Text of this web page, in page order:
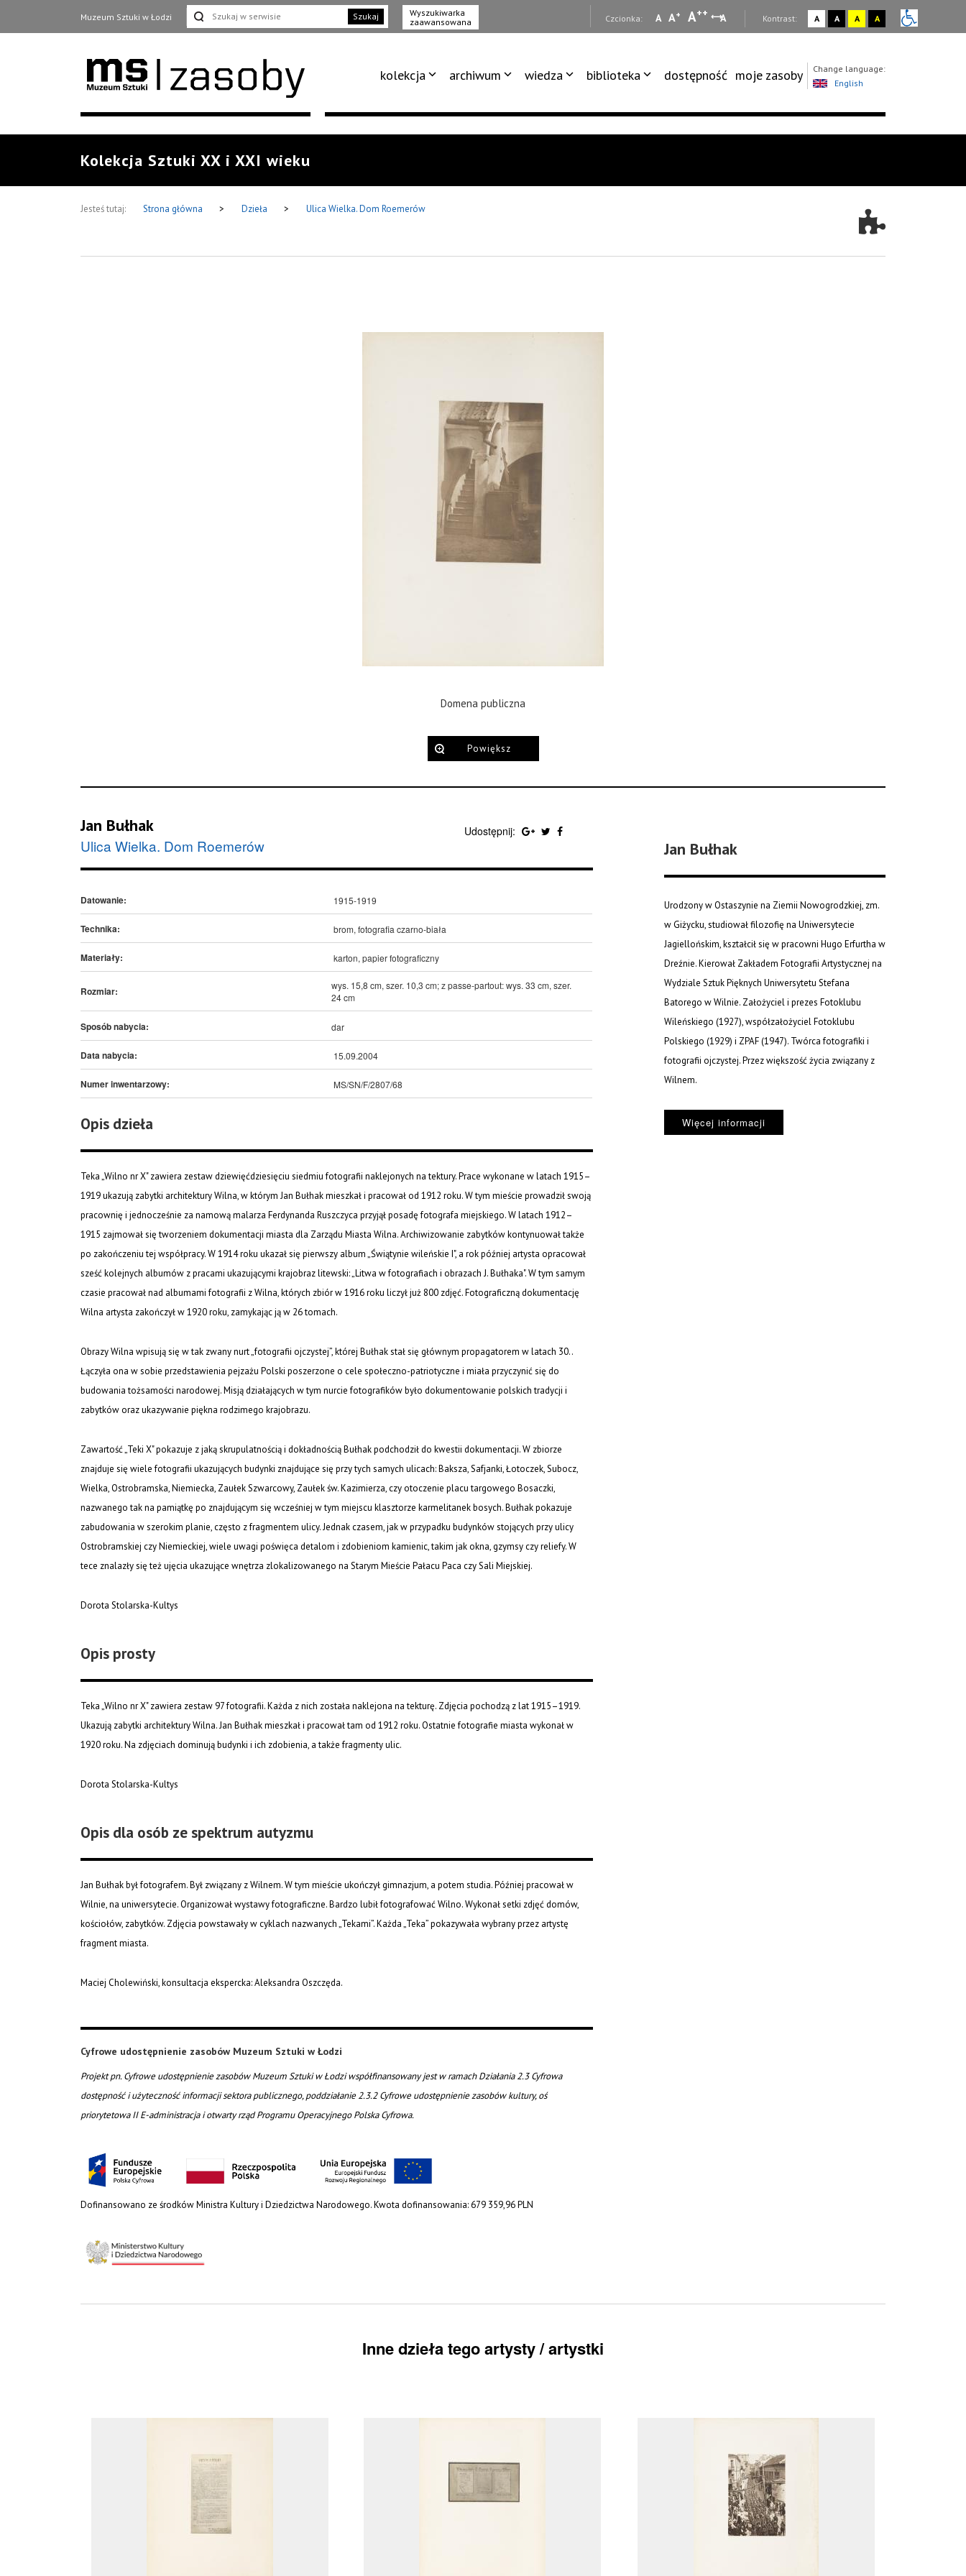
Muzeum Sztuki w Łodzi Szukaj
Wyszukiwarka
zaawansowana
Czcionka: A A+ A++ A Kontrast: A A A A
kolekcja archiwum wiedza biblioteka dostępność moje zasoby
Change language:
English
Kolekcja Sztuki XX i XXI wieku
Jesteś tutaj: Strona główna > Dzieła > Ulica Wielka. Dom Roemerów
Domena publiczna
Powiększ
Jan Bułhak
Ulica Wielka. Dom Roemerów
Udostępnij:
Datowanie: 1915-1919
Technika: brom, fotografia czarno-biała
Materiały: karton, papier fotograficzny
Rozmiar:
wys. 15,8 cm, szer. 10,3 cm; z passe-partout: wys. 33 cm, szer.
24 cm
Sposób nabycia: dar
Data nabycia: 15.09.2004
Numer inwentarzowy: MS/SN/F/2807/68
Opis dzieła
Teka „Wilno nr X" zawiera zestaw dziewięćdziesięciu siedmiu fotografii naklejonych na tektury. Prace wykonane w latach 1915–
1919 ukazują zabytki architektury Wilna, w którym Jan Bułhak mieszkał i pracował od 1912 roku. W tym mieście prowadził swoją
pracownię i jednocześnie za namową malarza Ferdynanda Ruszczyca przyjął posadę fotografa miejskiego. W latach 1912–
1915 zajmował się tworzeniem dokumentacji miasta dla Zarządu Miasta Wilna. Archiwizowanie zabytków kontynuował także
po zakończeniu tej współpracy. W 1914 roku ukazał się pierwszy album „Świątynie wileńskie I", a rok później artysta opracował
sześć kolejnych albumów z pracami ukazującymi krajobraz litewski: „Litwa w fotografiach i obrazach J. Bułhaka". W tym samym
czasie pracował nad albumami fotografii z Wilna, których zbiór w 1916 roku liczył już 800 zdjęć. Fotograficzną dokumentację
Wilna artysta zakończył w 1920 roku, zamykając ją w 26 tomach.
Obrazy Wilna wpisują się w tak zwany nurt „fotografii ojczystej”, której Bułhak stał się głównym propagatorem w latach 30..
Łączyła ona w sobie przedstawienia pejzażu Polski poszerzone o cele społeczno-patriotyczne i miała przyczynić się do
budowania tożsamości narodowej. Misją działających w tym nurcie fotografików było dokumentowanie polskich tradycji i
zabytków oraz ukazywanie piękna rodzimego krajobrazu.
Zawartość „Teki X" pokazuje z jaką skrupulatnością i dokładnością Bułhak podchodził do kwestii dokumentacji. W zbiorze
znajduje się wiele fotografii ukazujących budynki znajdujące się przy tych samych ulicach: Baksza, Safjanki, Łotoczek, Subocz,
Wielka, Ostrobramska, Niemiecka, Zaułek Szwarcowy, Zaułek św. Kazimierza, czy otoczenie placu targowego Bosaczki,
nazwanego tak na pamiątkę po znajdującym się wcześniej w tym miejscu klasztorze karmelitanek bosych. Bułhak pokazuje
zabudowania w szerokim planie, często z fragmentem ulicy. Jednak czasem, jak w przypadku budynków stojących przy ulicy
Ostrobramskiej czy Niemieckiej, wiele uwagi poświęca detalom i zdobieniom kamienic, takim jak okna, gzymsy czy reliefy. W
tece znalazły się też ujęcia ukazujące wnętrza zlokalizowanego na Starym Mieście Pałacu Paca czy Sali Miejskiej.
Dorota Stolarska-Kultys
Opis prosty
Teka „Wilno nr X" zawiera zestaw 97 fotografii. Każda z nich została naklejona na tekturę. Zdjęcia pochodzą z lat 1915–1919.
Ukazują zabytki architektury Wilna. Jan Bułhak mieszkał i pracował tam od 1912 roku. Ostatnie fotografie miasta wykonał w
1920 roku. Na zdjęciach dominują budynki i ich zdobienia, a także fragmenty ulic.
Dorota Stolarska-Kultys
Opis dla osób ze spektrum autyzmu
Jan Bułhak był fotografem. Był związany z Wilnem. W tym mieście ukończył gimnazjum, a potem studia. Później pracował w
Wilnie, na uniwersytecie. Organizował wystawy fotograficzne. Bardzo lubił fotografować Wilno. Wykonał setki zdjęć domów,
kościołów, zabytków. Zdjęcia powstawały w cyklach nazwanych „Tekami”. Każda „Teka” pokazywała wybrany przez artystę
fragment miasta.
Maciej Cholewiński, konsultacja ekspercka: Aleksandra Oszczęda.
Cyfrowe udostępnienie zasobów Muzeum Sztuki w Łodzi
Projekt pn. Cyfrowe udostępnienie zasobów Muzeum Sztuki w Łodzi współfinansowany jest w ramach Działania 2.3 Cyfrowa
dostępność i użyteczność informacji sektora publicznego, poddziałanie 2.3.2 Cyfrowe udostępnienie zasobów kultury, oś
priorytetowa II E-administracja i otwarty rząd Programu Operacyjnego Polska Cyfrowa.
Dofinansowano ze środków Ministra Kultury i Dziedzictwa Narodowego. Kwota dofinansowania: 679 359,96 PLN
Jan Bułhak
Urodzony w Ostaszynie na Ziemii Nowogrodzkiej, zm.
w Giżycku, studiował filozofię na Uniwersytecie
Jagiellońskim, kształcił się w pracowni Hugo Erfurtha w
Dreźnie. Kierował Zakładem Fotografii Artystycznej na
Wydziale Sztuk Pięknych Uniwersytetu Stefana
Batorego w Wilnie. Założyciel i prezes Fotoklubu
Wileńskiego (1927), współzałożyciel Fotoklubu
Polskiego (1929) i ZPAF (1947). Twórca fotografiki i
fotografii ojczystej. Przez większość życia związany z
Wilnem.
Więcej informacji
Inne dzieła tego artysty / artystki